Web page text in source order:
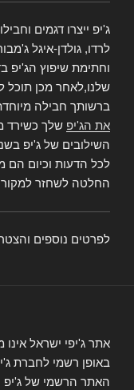
ג'יפ ייצרו דגמים
לרדו, גולדן-איגל
וחתימת שיפוץ הג'יפ
שלנו,לאחר מכן תוכל
ברשותך חבילה
את הג'יפ שלך כשירד
השילובים של ג'יפ
לכל הדעות וכיום הם
החלטה לשחזר
לפרטים נוספים
אתר ג'יפי ישראל
באופן רשמי לחברת